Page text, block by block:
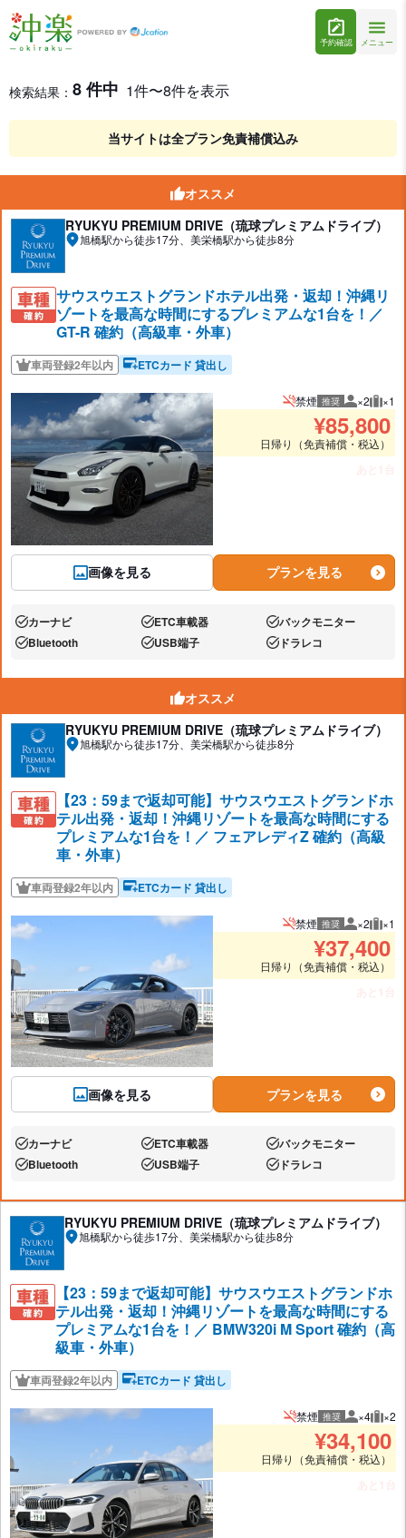
予約確認 メニュー
旭橋駅の外車・高級車レンタカーを格安予約
レンタカー検索結果
検索結果： 8 件中 1件〜8件を表示
当サイトは全プラン免責補償込み
オススメ
RYUKYU PREMIUM DRIVE（琉球プレミアムドライブ）
旭橋駅から徒歩17分、美栄橋駅から徒歩8分
サウスウエストグランドホテル出発・返却！沖縄リ
ゾートを最高な時間にするプレミアムな1台を！／
GT-R 確約（高級車・外車）
車両登録2年以内 ETCカード 貸出し
画像を見る
禁煙 推奨 推奨人数
×2 推奨
×1
¥85,800
日帰り（免責補償・税込）
プランを見る
あり:カーナビ あり:ETC車載器 あり:バックモニター
あり:Bluetooth あり:USB端子 あり:ドラレコ
オススメ
RYUKYU PREMIUM DRIVE（琉球プレミアムドライブ）
旭橋駅から徒歩17分、美栄橋駅から徒歩8分
【23：59まで返却可能】サウスウエストグランドホ
テル出発・返却！沖縄リゾートを最高な時間にする
プレミアムな1台を！／ フェアレディZ 確約（高級
車・外車）
車両登録2年以内 ETCカード 貸出し
画像を見る
禁煙 推奨 推奨人数
×2 推奨
×1
¥37,400
日帰り（免責補償・税込）
プランを見る
あり:カーナビ あり:ETC車載器 あり:バックモニター
あり:Bluetooth あり:USB端子 あり:ドラレコ
RYUKYU PREMIUM DRIVE（琉球プレミアムドライブ）
旭橋駅から徒歩17分、美栄橋駅から徒歩8分
【23：59まで返却可能】サウスウエストグランドホ
テル出発・返却！沖縄リゾートを最高な時間にする
プレミアムな1台を！／ BMW320i M Sport 確約（高
級車・外車）
車両登録2年以内 ETCカード 貸出し
禁煙 推奨 推奨人数
×4 推
×2
¥34,100
日帰り（免責補償・税込）